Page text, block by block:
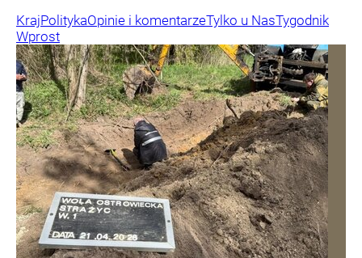
KrajPolitykaOpinie i komentarzeTylko u NasTygodnik
Wprost